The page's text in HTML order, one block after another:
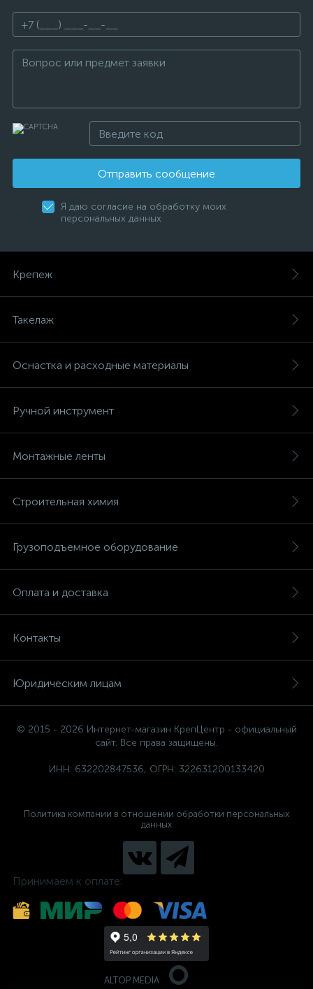
Отправить сообщение
Я даю согласие на обработку моих
персональных данных
Крепеж
Такелаж
Оснастка и расходные материалы
Ручной инструмент
Монтажные ленты
Строительная химия
Грузоподъемное оборудование
Оплата и доставка
Контакты
Юридическим лицам
© 2015 - 2026 Интернет-магазин КрепЦентр - официальный
сайт. Все права защищены.
ИНН: 632202847536, ОГРН: 322631200133420
Политика компании в отношении обработки персональных
данных
Принимаем к оплате:
ALTOP MEDIA